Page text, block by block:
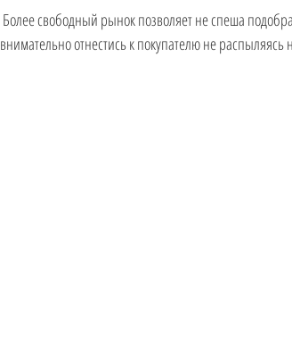
внимательно отнестись к покупателю не